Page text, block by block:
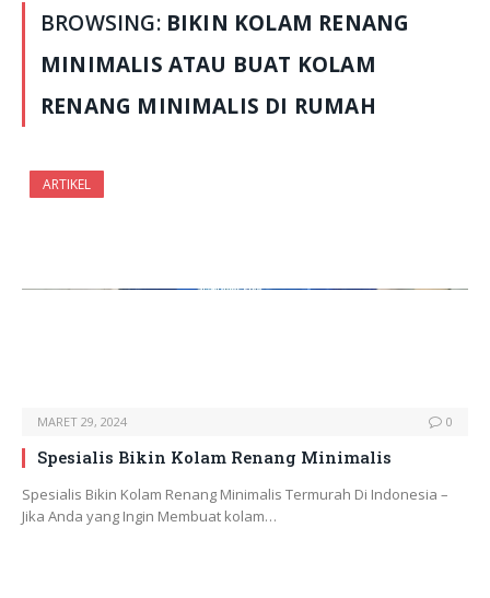
BROWSING: BIKIN KOLAM RENANG
MINIMALIS ATAU BUAT KOLAM
RENANG MINIMALIS DI RUMAH
ARTIKEL
MARET 29, 2024 0
Spesialis Bikin Kolam Renang Minimalis
Spesialis Bikin Kolam Renang Minimalis Termurah Di Indonesia –
Jika Anda yang Ingin Membuat kolam…